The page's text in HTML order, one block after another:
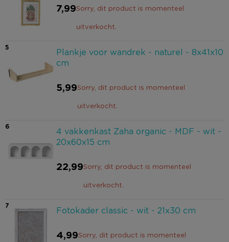
7,99Sorry, dit product is momenteel
uitverkocht.
5
Plankje voor wandrek - naturel - 8x41x10
cm
5,99Sorry, dit product is momenteel
uitverkocht.
6
4 vakkenkast Zaha organic - MDF - wit -
20x60x15 cm
22,99Sorry, dit product is momenteel
uitverkocht.
7 Fotokader classic - wit - 21x30 cm
4,99Sorry, dit product is momenteel